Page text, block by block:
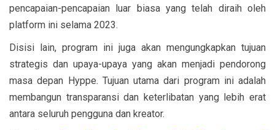
pencapaian-pencapaian luar biasa yang telah diraih oleh
platform ini selama 2023.
Disisi lain, program ini juga akan mengungkapkan tujuan
strategis dan upaya-upaya yang akan menjadi pendorong
masa depan Hyppe. Tujuan utama dari program ini adalah
membangun transparansi dan keterlibatan yang lebih erat
antara seluruh pengguna dan kreator.